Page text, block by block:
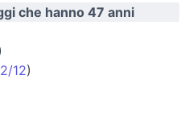
che hanno 47 anni
12)